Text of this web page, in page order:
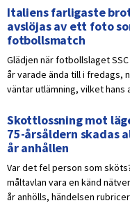
Italiens farligaste
avslöjas av ett foto
fotbollsmatch
Glädjen när fotbollslaget
år varade ända till i fredags,
väntar utlämning, vilket
Skottlossning mot
75-årsåldern skadas
år anhållen
Var det fel person som
måltavlan vara en känd
år anhölls, händelsen